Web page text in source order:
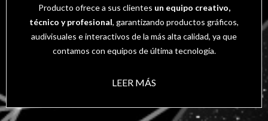
Producto ofrece a sus clientes un equipo creativo,
técnico y profesional, garantizando productos gráficos,
audivisuales e interactivos de la más alta calidad, ya que
contamos con equipos de última tecnología.
LEER MÁS